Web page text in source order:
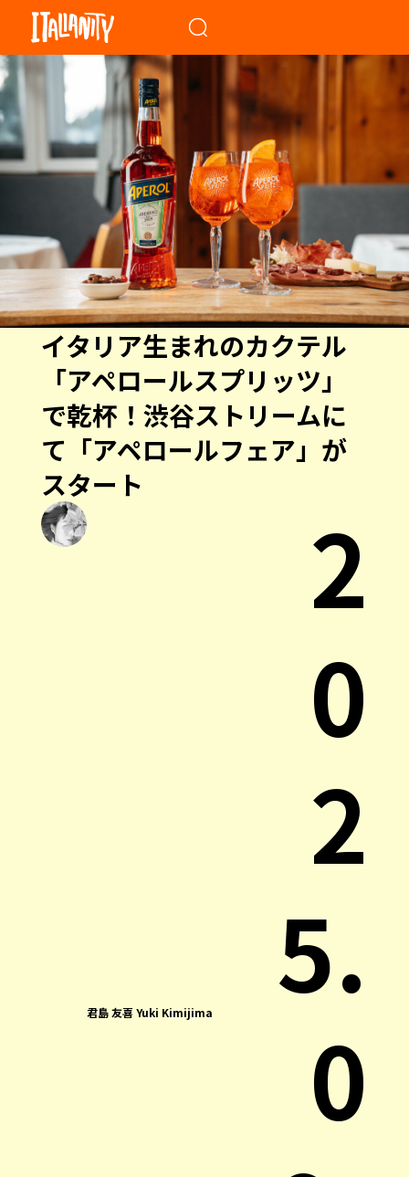
イタリア生まれのカクテル
「アペロールスプリッツ」
で乾杯！渋谷ストリームに
て「アペロールフェア」が
スタート
君島 友喜 Yuki Kimijima
2
0
2
5.
0